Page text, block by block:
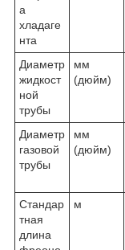
а
хладаге
нта
Диаметр
жидкост
ной
трубы
мм
(дюйм)
Диаметр
газовой
трубы
мм
(дюйм)
Стандар
тная
длина
м